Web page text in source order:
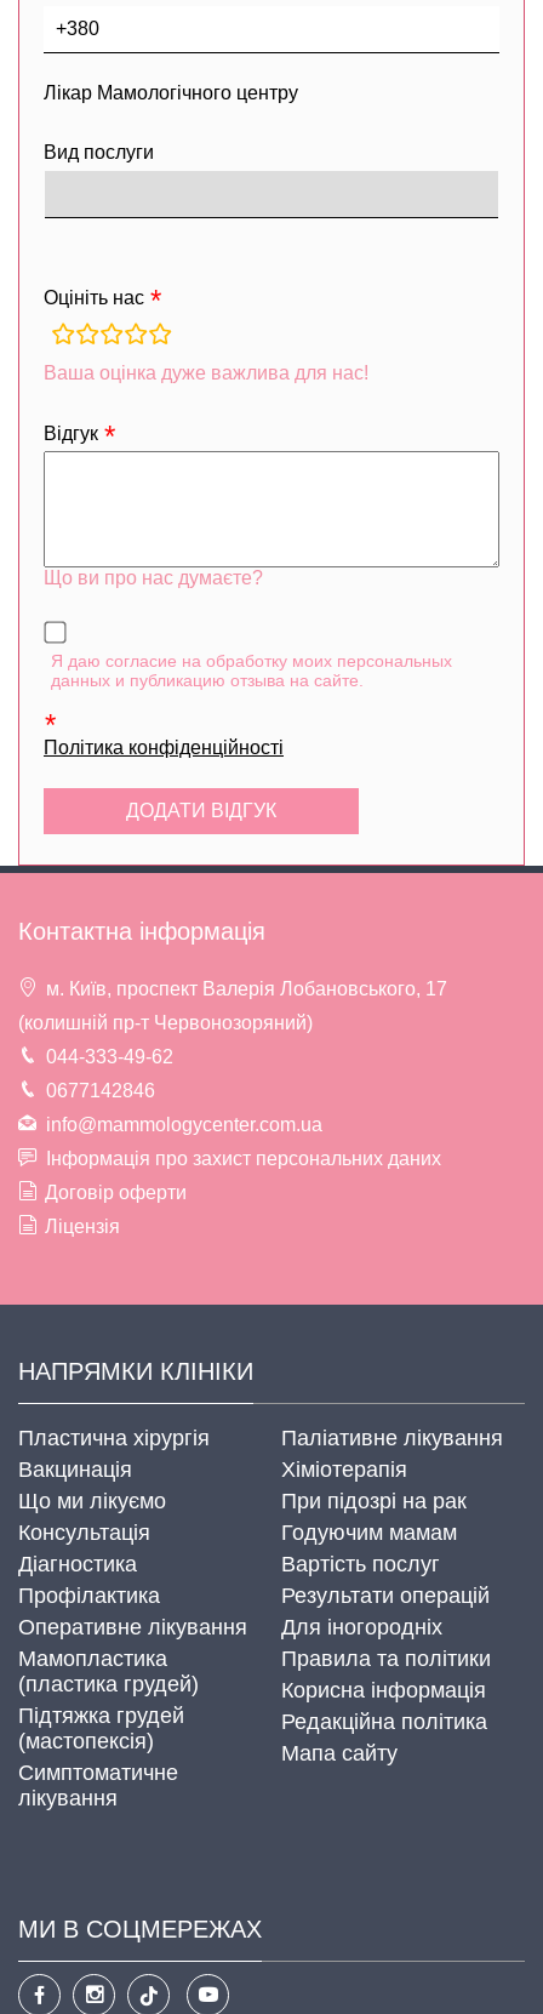
Лікар Мамологічного центру
Вид послуги
Оцініть нас
rating
fields
Ваша оцінка дуже важлива для нас!
Відгук
Що ви про нас думаєте?
Я даю согласие на обработку моих персональных
данных и публикацию отзыва на сайте.
Політика конфіденційності
Контактна інформація
м. Київ, проспект Валерія Лобановського, 17
(колишній пр-т Червонозоряний)
044-333-49-62
0677142846
info@mammologycenter.com.ua
Інформація про захист персональних даних
Договір оферти
Ліцензія
НАПРЯМКИ КЛІНІКИ
Пластична хірургія
Вакцинація
Що ми лікуємо
Консультація
Діагностика
Профілактика
Оперативне лікування
Мамопластика
(пластика грудей)
Підтяжка грудей
(мастопексія)
Симптоматичне
лікування
Паліативне лікування
Хіміотерапія
При підозрі на рак
Годуючим мамам
Вартість послуг
Результати операцій
Для іногородніх
Правила та політики
Корисна інформація
Редакційна політика
Мапа сайту
МИ В СОЦМЕРЕЖАХ